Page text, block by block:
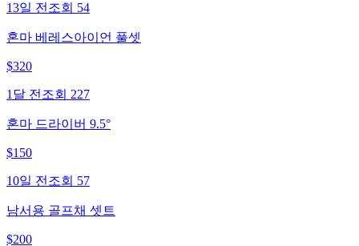
13일 전 조회 54
혼마 베레스아이언 풀셋
$320
1달 전 조회 227
혼마 드라이버 9.5°
$150
10일 전 조회 57
남서용 골프채 셋트
$200